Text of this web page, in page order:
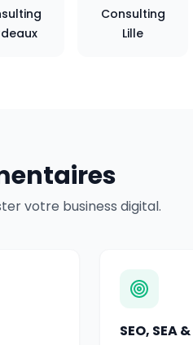
Consulting
Lille
votre business digital.
SEO, SEA